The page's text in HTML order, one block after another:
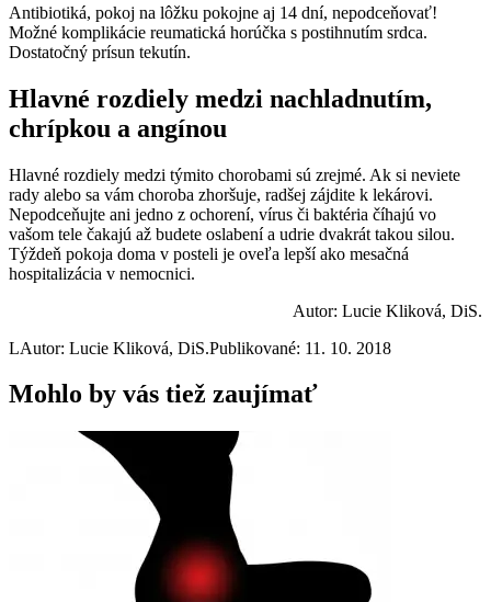
Antibiotiká, pokoj na lôžku pokojne aj 14 dní, nepodceňovať!
Možné komplikácie reumatická horúčka s postihnutím srdca.
Dostatočný prísun tekutín.
Hlavné rozdiely medzi nachladnutím,
chrípkou a angínou
Hlavné rozdiely medzi týmito chorobami sú zrejmé. Ak si neviete
rady alebo sa vám choroba zhoršuje, radšej zájdite k lekárovi.
Nepodceňujte ani jedno z ochorení, vírus či baktéria číhajú vo
vašom tele čakajú až budete oslabení a udrie dvakrát takou silou.
Týždeň pokoja doma v posteli je oveľa lepší ako mesačná
hospitalizácia v nemocnici.
Autor: Lucie Kliková, DiS.
LAutor: Lucie Kliková, DiS.Publikované: 11. 10. 2018
Mohlo by vás tiež zaujímať